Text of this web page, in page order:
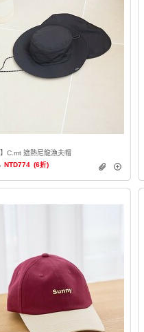
】C.mt 遮熱尼龍漁夫帽
NTD774 (6折)